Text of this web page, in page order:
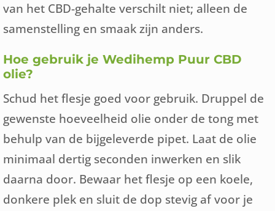
van het CBD-gehalte verschilt niet; alleen de
samenstelling en smaak zijn anders.
Hoe gebruik je Wedihemp Puur CBD
olie?
Schud het flesje goed voor gebruik. Druppel de
gewenste hoeveelheid olie onder de tong met
behulp van de bijgeleverde pipet. Laat de olie
minimaal dertig seconden inwerken en slik
daarna door. Bewaar het flesje op een koele,
donkere plek en sluit de dop stevig af voor je